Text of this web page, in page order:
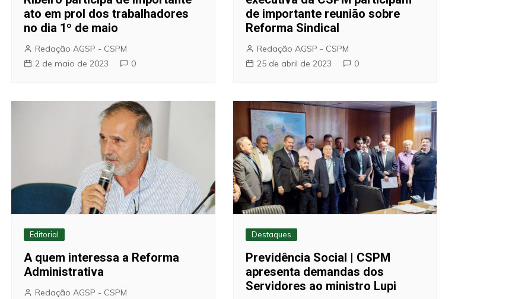
ato em prol dos trabalhadores
no dia 1º de maio
Redação AGSP - CSPM
2 de maio de 2023
0
de importante reunião sobre
Reforma Sindical
Redação AGSP - CSPM
25 de abril de 2023
0
Editorial
A quem interessa a Reforma
Administrativa
Redação AGSP - CSPM
Destaques
Previdência Social | CSPM
apresenta demandas dos
Servidores ao ministro Lupi